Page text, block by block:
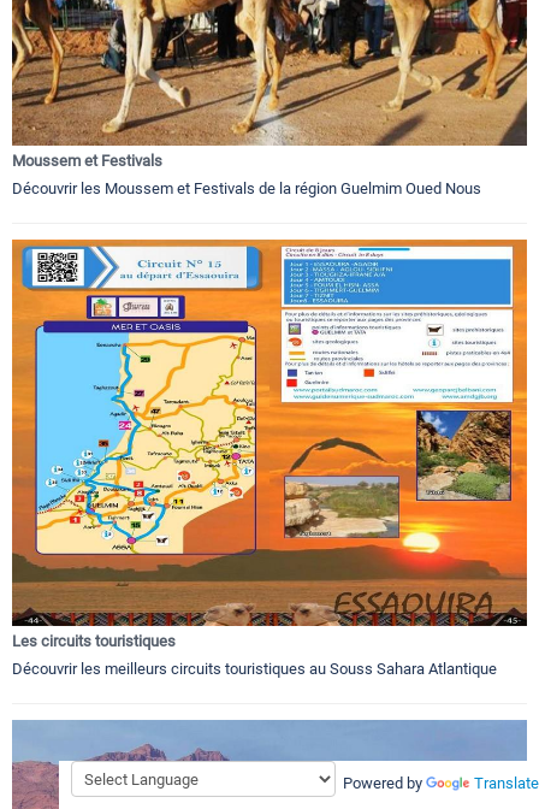
Moussem et Festivals
Découvrir les Moussem et Festivals de la région Guelmim Oued Nous
Les circuits touristiques
Découvrir les meilleurs circuits touristiques au Souss Sahara Atlantique
Powered by Translate